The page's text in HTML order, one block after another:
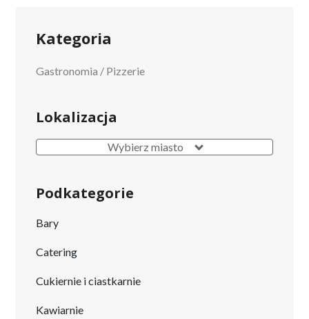
Kategoria
Gastronomia / Pizzerie
Lokalizacja
Wybierz miasto
Podkategorie
Bary
Catering
Cukiernie i ciastkarnie
Kawiarnie